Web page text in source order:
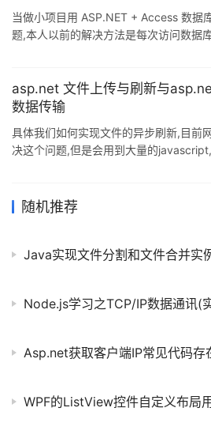
当做小项目用 ASP.NET + Access 数据
题,本人以前的解决方法是每次访问数据
在 Web.Config 中配置 Access 数据库
代码 <appSettings> <add
asp.net 文件上传与刷新与
数据传输
具体我们如何实现文件的异步刷新,目前
决这个问题,但是会用到大量的
先一个实际的页面中往往是会有较多的
实现我们可以放到C页面中,这样
随机推荐
Java实现文件分割和文件合并实
Node.js学习之TCP/IP数据通讯(
Asp.net获取客户端IP常见代码存
WPF的ListView控件自定义布局